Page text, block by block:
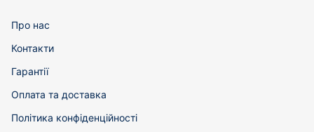
Про нас
Контакти
Гарантії
Оплата та доставка
Політика конфіденційності